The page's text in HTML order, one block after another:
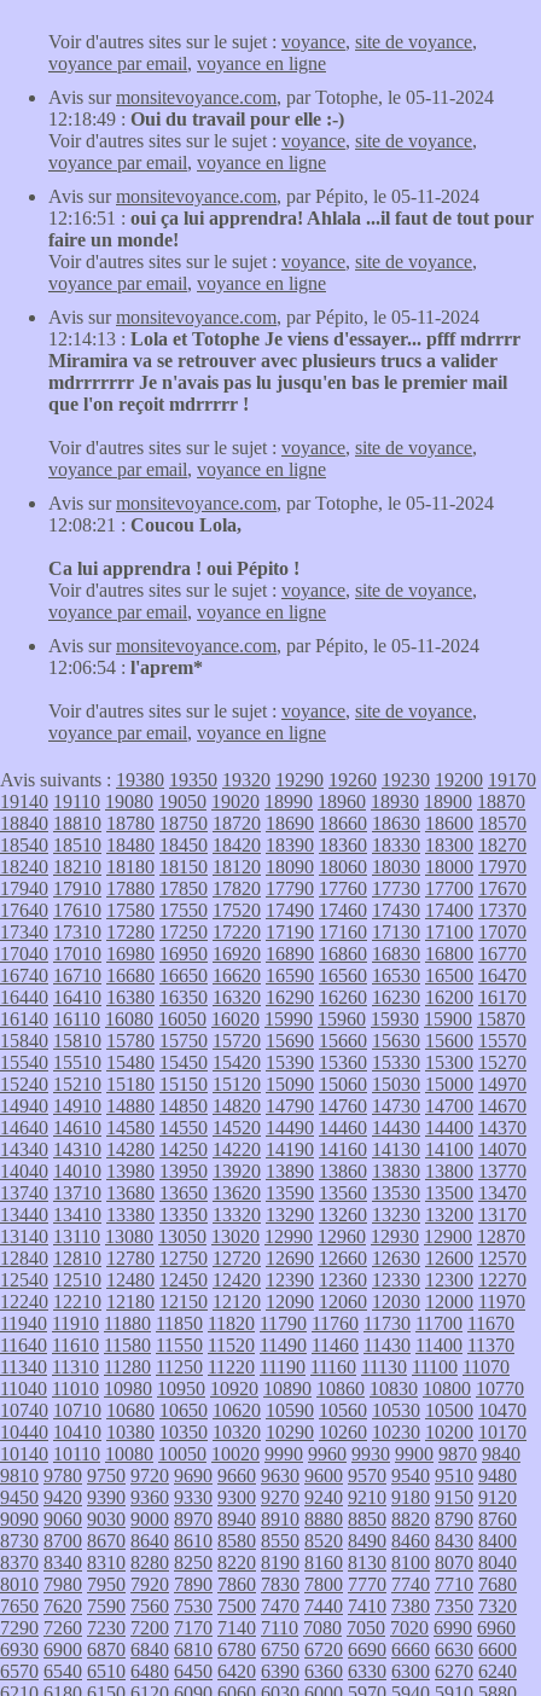
Voir d'autres sites sur le sujet : voyance, site de voyance,
voyance par email, voyance en ligne
Avis surmonsitevoyance.com, par Totophe, le 05-11-2024
12:18:49 : Oui du travail pour elle :-)
Voir d'autres sites sur le sujet : voyance, site de voyance,
voyance par email, voyance en ligne
Avis surmonsitevoyance.com, par Pépito, le 05-11-2024
12:16:51 : oui ça lui apprendra! Ahlala ...il faut de tout pour
faire un monde!
Voir d'autres sites sur le sujet : voyance, site de voyance,
voyance par email, voyance en ligne
Avis surmonsitevoyance.com, par Pépito, le 05-11-2024
12:14:13 : Lola et Totophe Je viens d'essayer... pfff mdrrrr
Miramira va se retrouver avec plusieurs trucs a valider
mdrrrrrrr Je n'avais pas lu jusqu'en bas le premier mail
que l'on reçoit mdrrrrr !
Voir d'autres sites sur le sujet : voyance, site de voyance,
voyance par email, voyance en ligne
Avis surmonsitevoyance.com, par Totophe, le 05-11-2024
12:08:21 : Coucou Lola,
Ca lui apprendra ! oui Pépito !
Voir d'autres sites sur le sujet : voyance, site de voyance,
voyance par email, voyance en ligne
Avis surmonsitevoyance.com, par Pépito, le 05-11-2024
12:06:54 : l'aprem*
Voir d'autres sites sur le sujet : voyance, site de voyance,
voyance par email, voyance en ligne
Avis suivants : 19380 19350 19320 19290 19260 19230 19200 19170
19140 19110 19080 19050 19020 18990 18960 18930 18900 18870
18840 18810 18780 18750 18720 18690 18660 18630 18600 18570
18540 18510 18480 18450 18420 18390 18360 18330 18300 18270
18240 18210 18180 18150 18120 18090 18060 18030 18000 17970
17940 17910 17880 17850 17820 17790 17760 17730 17700 17670
17640 17610 17580 17550 17520 17490 17460 17430 17400 17370
17340 17310 17280 17250 17220 17190 17160 17130 17100 17070
17040 17010 16980 16950 16920 16890 16860 16830 16800 16770
16740 16710 16680 16650 16620 16590 16560 16530 16500 16470
16440 16410 16380 16350 16320 16290 16260 16230 16200 16170
16140 16110 16080 16050 16020 15990 15960 15930 15900 15870
15840 15810 15780 15750 15720 15690 15660 15630 15600 15570
15540 15510 15480 15450 15420 15390 15360 15330 15300 15270
15240 15210 15180 15150 15120 15090 15060 15030 15000 14970
14940 14910 14880 14850 14820 14790 14760 14730 14700 14670
14640 14610 14580 14550 14520 14490 14460 14430 14400 14370
14340 14310 14280 14250 14220 14190 14160 14130 14100 14070
14040 14010 13980 13950 13920 13890 13860 13830 13800 13770
13740 13710 13680 13650 13620 13590 13560 13530 13500 13470
13440 13410 13380 13350 13320 13290 13260 13230 13200 13170
13140 13110 13080 13050 13020 12990 12960 12930 12900 12870
12840 12810 12780 12750 12720 12690 12660 12630 12600 12570
12540 12510 12480 12450 12420 12390 12360 12330 12300 12270
12240 12210 12180 12150 12120 12090 12060 12030 12000 11970
11940 11910 11880 11850 11820 11790 11760 11730 11700 11670
11640 11610 11580 11550 11520 11490 11460 11430 11400 11370
11340 11310 11280 11250 11220 11190 11160 11130 11100 11070
11040 11010 10980 10950 10920 10890 10860 10830 10800 10770
10740 10710 10680 10650 10620 10590 10560 10530 10500 10470
10440 10410 10380 10350 10320 10290 10260 10230 10200 10170
10140 10110 10080 10050 10020 9990 9960 9930 9900 9870 9840
9810 9780 9750 9720 9690 9660 9630 9600 9570 9540 9510 9480
9450 9420 9390 9360 9330 9300 9270 9240 9210 9180 9150 9120
9090 9060 9030 9000 8970 8940 8910 8880 8850 8820 8790 8760
8730 8700 8670 8640 8610 8580 8550 8520 8490 8460 8430 8400
8370 8340 8310 8280 8250 8220 8190 8160 8130 8100 8070 8040
8010 7980 7950 7920 7890 7860 7830 7800 7770 7740 7710 7680
7650 7620 7590 7560 7530 7500 7470 7440 7410 7380 7350 7320
7290 7260 7230 7200 7170 7140 7110 7080 7050 7020 6990 6960
6930 6900 6870 6840 6810 6780 6750 6720 6690 6660 6630 6600
6570 6540 6510 6480 6450 6420 6390 6360 6330 6300 6270 6240